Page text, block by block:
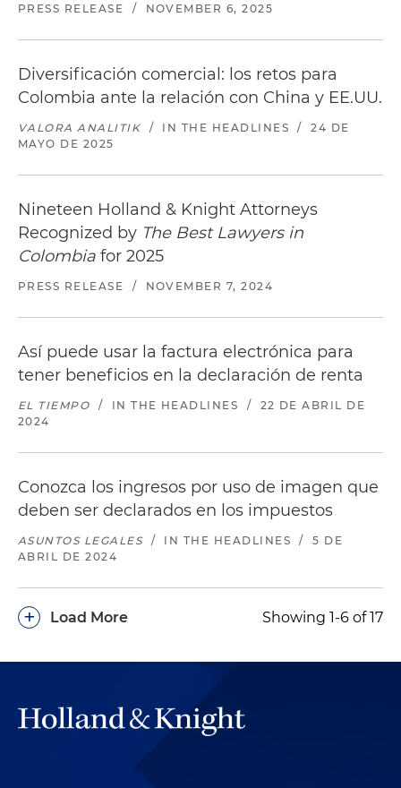
PRESS RELEASE / NOVEMBER 6, 2025
Diversificación comercial: los retos para
Colombia ante la relación con China y EE.UU.
VALORA ANALITIK / IN THE HEADLINES /
24 DE
MAYO DE 2025
Nineteen Holland & Knight Attorneys
Recognized by The Best Lawyers in
Colombia for 2025
PRESS RELEASE / NOVEMBER 7, 2024
Así puede usar la factura electrónica para
tener beneficios en la declaración de renta
EL TIEMPO / IN THE HEADLINES /
22 DE ABRIL DE
2024
Conozca los ingresos por uso de imagen que
deben ser declarados en los impuestos
ASUNTOS LEGALES / IN THE HEADLINES /
5 DE
ABRIL DE 2024
Load More
+ Showing 1-6 of 17